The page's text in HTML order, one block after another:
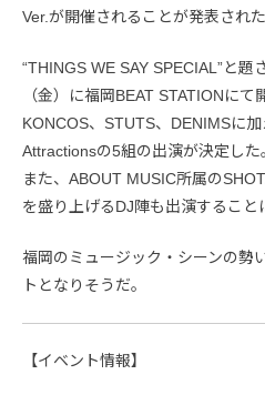
Ver.が開催されることが発表された
“THINGS WE SAY SPECIAL”と題
（金）に福岡BEAT STATIONにて
KONCOS、STUTS、DENIMSに
Attractionsの5組の出演が決定した
また、ABOUT MUSIC所属の
を盛り上げるDJ陣も出演すること
福岡のミュージック・シーンの勢
トとなりそうだ。
【イベント情報】